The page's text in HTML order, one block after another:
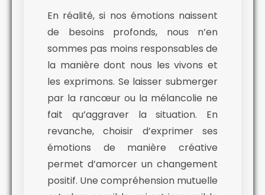
En réalité, si nos émotions naissent
de besoins profonds, nous n’en
sommes pas moins responsables de
la manière dont nous les vivons et
les exprimons. Se laisser submerger
par la rancœur ou la mélancolie ne
fait qu’aggraver la situation. En
revanche, choisir d’exprimer ses
émotions de manière créative
permet d’amorcer un changement
positif. Une compréhension mutuelle